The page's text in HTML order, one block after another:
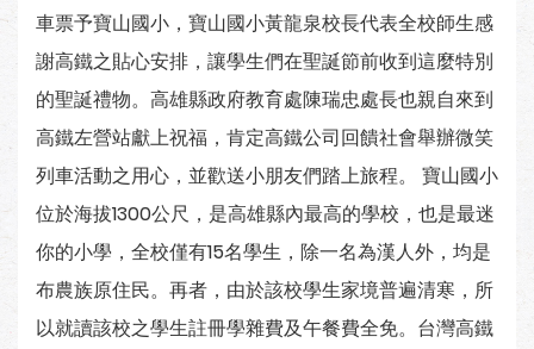
車票予寶山國小，寶山國小黃龍泉校長代表全校師生感
謝高鐵之貼心安排，讓學生們在聖誕節前收到這麼特別
的聖誕禮物。高雄縣政府教育處陳瑞忠處長也親自來到
高鐵左營站獻上祝福，肯定高鐵公司回饋社會舉辦微笑
列車活動之用心，並歡送小朋友們踏上旅程。 寶山國小
位於海拔1300公尺，是高雄縣內最高的學校，也是最迷
你的小學，全校僅有15名學生，除一名為漢人外，均是
布農族原住民。再者，由於該校學生家境普遍清寒，所
以就讀該校之學生註冊學雜費及午餐費全免。台灣高鐵